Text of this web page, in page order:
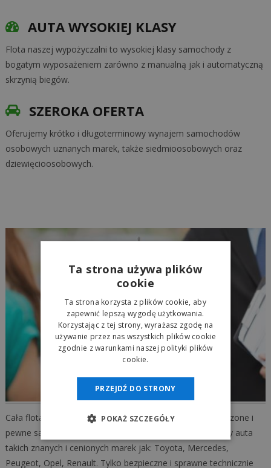
AUTA WYSOKIEJ KLASY
Flota naszej wypożyczalni to wysokiej klasy samochody z
bogatym wyposażeniem zarówno z manualną jak i automatyczną
skrzynią biegów.
SZEROKA OFERTA
Oferujemy krótko i długoterminowy wynajem samochodów
osobowych uznanych marek, także siedmioosobowych oraz
dziewięcioosobowych.
Cała flota aut naszejautowypożyczalnito tylko sprawdzone i
pewne samochody. W naszej ofercie wynajmu posiadamy auta
takich znanych i cenionych marek jak: Toyota, Mercedes,
Peugeot, Opel, Renault. Tylko bezpieczne i sprawne technicznie
Ta strona używa plików
cookie
Ta strona korzysta z plików cookie, aby
zapewnić lepszą wygodę użytkowania.
Korzystając z tej strony, wyrażasz zgodę na
używanie przez nas wszystkich plików cookie
zgodnie z warunkami naszej polityki plików
cookie.
PRZEJDŹ DO STRONY
POKAŻ SZCZEGÓŁY